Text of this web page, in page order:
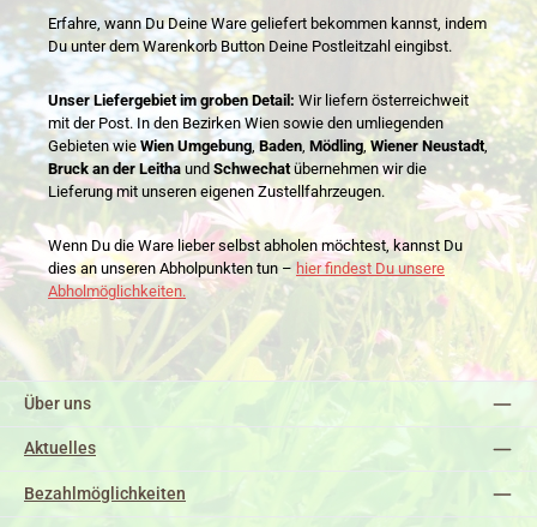
Erfahre, wann Du Deine Ware geliefert bekommen kannst, indem
Du unter dem Warenkorb Button Deine Postleitzahl eingibst.
Unser Liefergebiet im groben Detail: Wir liefern österreichweit
mit der Post. In den Bezirken Wien sowie den umliegenden
Gebieten wie Wien Umgebung, Baden, Mödling, Wiener Neustadt,
Bruck an der Leitha und Schwechatübernehmen wir die
Lieferung mit unseren eigenen Zustellfahrzeugen.
Wenn Du die Ware lieber selbst abholen möchtest, kannst Du
dies an unseren Abholpunkten tun – hier findest Du unsere
Abholmöglichkeiten.
Über uns
Aktuelles
Bezahlmöglichkeiten